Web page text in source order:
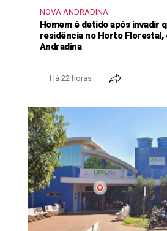
NOVA ANDRADINA
Homem é detido após invadir
residência no Horto Florestal,
Andradina
Há 22 horas